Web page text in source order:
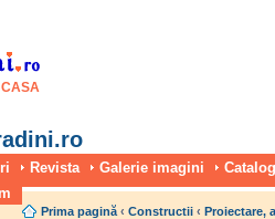
Revista Galerie imagini
Prima pagină ‹ Constructii ‹ Proiectare,